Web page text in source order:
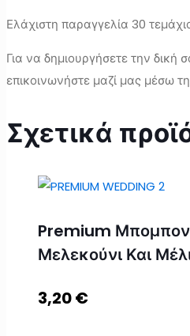
Ελάχιστη παραγγελία 30
Για να δημιουργήσετε την δική
επικοινωνήστε μαζί μας μέσω
Σχετικά
Premium
Μελεκούνι Και
3,20€